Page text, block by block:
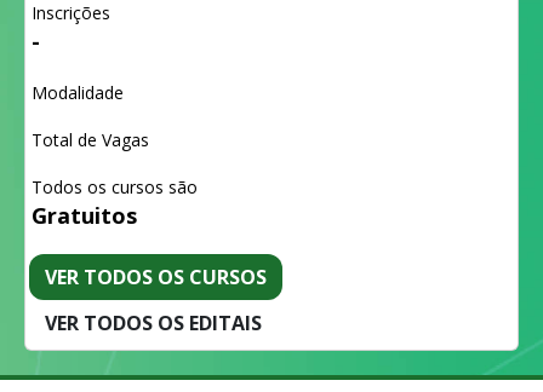
Inscrições
-
Modalidade
Total de Vagas
Todos os cursos são
Gratuitos
VER TODOS OS CURSOS
VER TODOS OS EDITAIS